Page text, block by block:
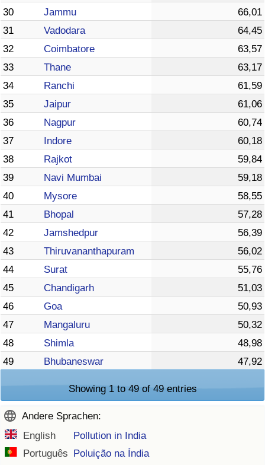
30
Jammu
66,01
31
Vadodara
64,45
32
Coimbatore
63,57
33
Thane
63,17
34
Ranchi
61,59
35
Jaipur
61,06
36
Nagpur
60,74
37
Indore
60,18
38
Rajkot
59,84
39
Navi Mumbai
59,18
40
Mysore
58,55
41
Bhopal
57,28
42
Jamshedpur
56,39
43
Thiruvananthapuram
56,02
44
Surat
55,76
45
Chandigarh
51,03
46
Goa
50,93
47
Mangaluru
50,32
48
Shimla
48,98
49
Bhubaneswar 47,92
Showing 1 to 49 of 49 entries
Andere Sprachen:
English
Pollution in India
Português Poluição na Índia